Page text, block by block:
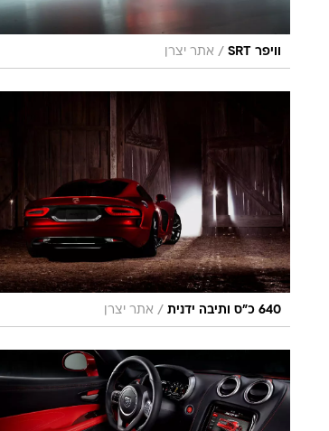
וויפר SRT / אתר יצרן
640 כ"ס ותיבה ידנית / אתר יצרן